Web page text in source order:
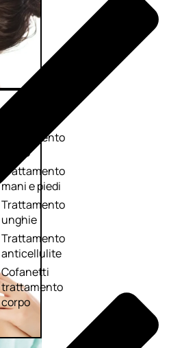
Corpo
Trattamento
corpo
Trattamento
mani e piedi
Trattamento
unghie
Trattamento
anticellulite
Cofanetti
trattamento
corpo